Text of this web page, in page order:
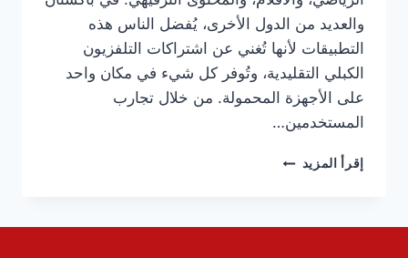
والعديد من الدول الأخرى، يُفضل الناس هذه
التطبيقات لأنها تُغني عن اشتراكات التلفزيون
الكبلي التقليدية، وتُوفر كل شيء في مكان واحد
على الأجهزة المحمولة. من خلال تجارب
المستخدمين…
إقرأ المزيد قم